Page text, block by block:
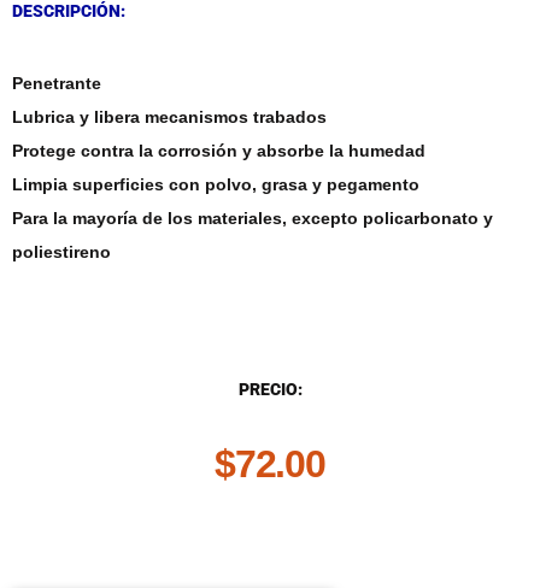
DESCRIPCIÓN:
Penetrante
Lubrica y libera mecanismos trabados
Protege contra la corrosión y absorbe la humedad
Limpia superficies con polvo, grasa y pegamento
Para la mayoría de los materiales, excepto policarbonato y
poliestireno
PRECIO:
$72.00